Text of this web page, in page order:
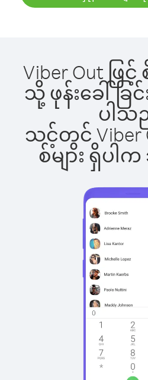
Viber Out ဖြ
သို့ ဖုန်းခေါ်ခ
ပါသ
သင့်တွင် Viber
စ်များ ရှိပ